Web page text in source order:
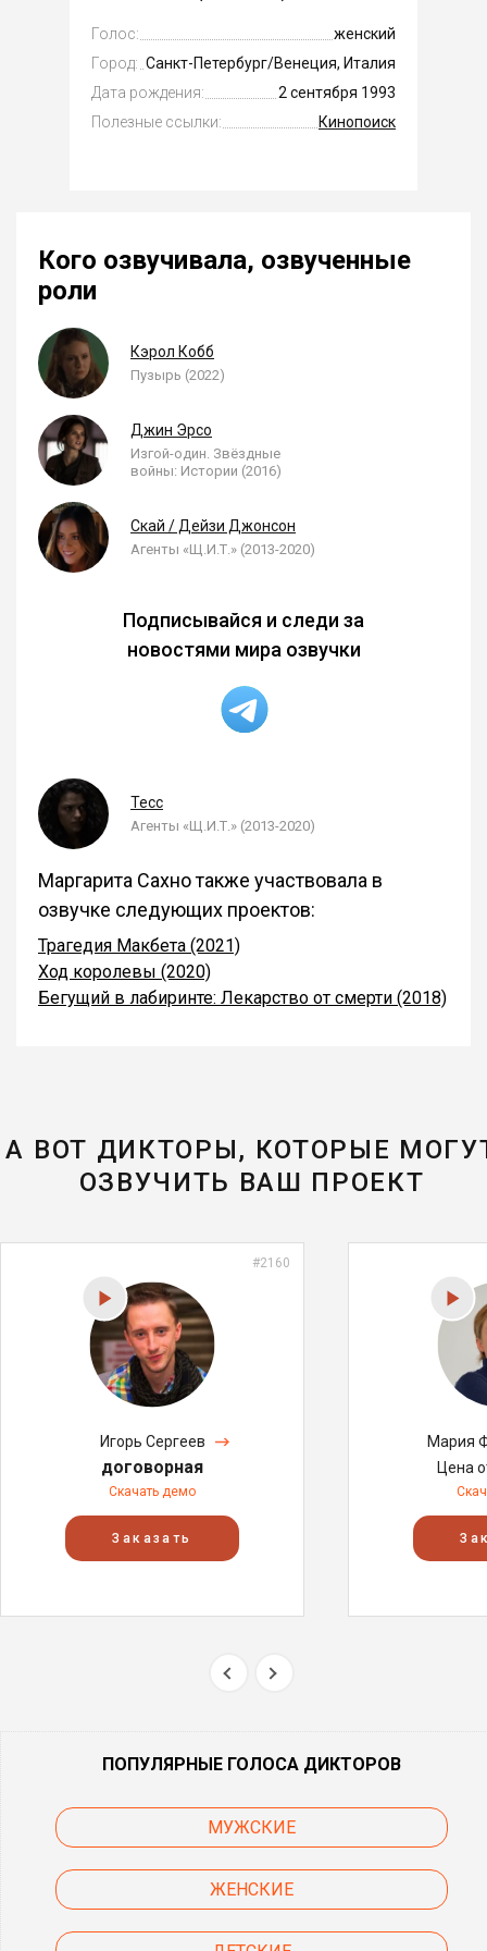
Голос:
женский
Город: Санкт-Петербург/Венеция, Италия
Дата рождения:
2 сентября 1993
Полезные ссылки:
Кинопоиск
Кого озвучивала, озвученные
роли
Кэрол Кобб
Пузырь (2022)
Джин Эрсо
Изгой-один. Звёздные
войны: Истории (2016)
Скай / Дейзи Джонсон
Агенты «Щ.И.Т.» (2013-2020)
Подписывайся и следи за
новостями мира озвучки
Тесс
Агенты «Щ.И.Т.» (2013-2020)
Маргарита Сахно также участвовала в
озвучке следующих проектов:
Трагедия Макбета (2021)
Ход королевы (2020)
Бегущий в лабиринте: Лекарство от смерти (2018)
А ВОТ ДИКТОРЫ, КОТОРЫЕ
ОЗВУЧИТЬ ВАШ ПРОЕКТ
#2160
Игорь Сергеев
договорная
Скачать демо
Заказать
Мария
Цена
ПОПУЛЯРНЫЕ ГОЛОСА ДИКТОРОВ
МУЖСКИЕ
ЖЕНСКИЕ